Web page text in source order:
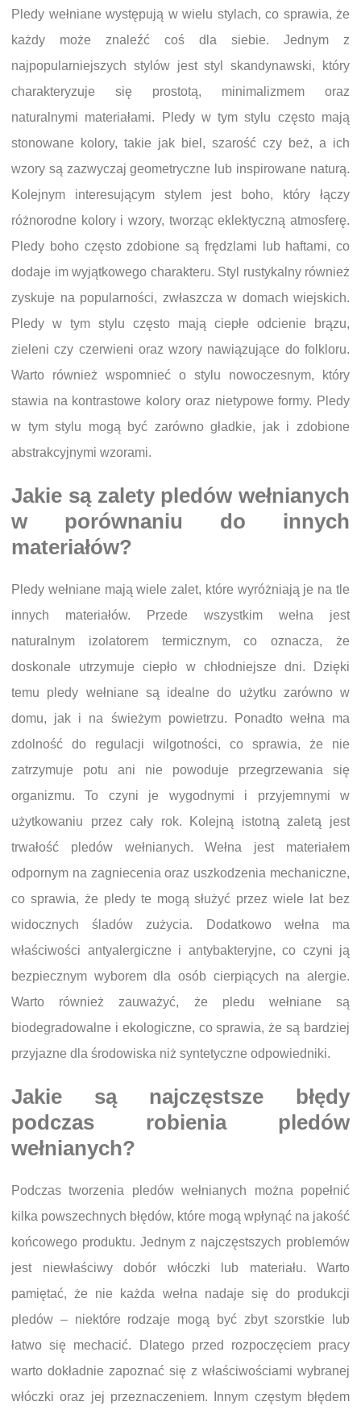
Pledy wełniane występują w wielu stylach, co sprawia, że
każdy może znaleźć coś dla siebie. Jednym z
najpopularniejszych stylów jest styl skandynawski, który
charakteryzuje się prostotą, minimalizmem oraz
naturalnymi materiałami. Pledy w tym stylu często mają
stonowane kolory, takie jak biel, szarość czy beż, a ich
wzory są zazwyczaj geometryczne lub inspirowane naturą.
Kolejnym interesującym stylem jest boho, który łączy
różnorodne kolory i wzory, tworząc eklektyczną atmosferę.
Pledy boho często zdobione są frędzlami lub haftami, co
dodaje im wyjątkowego charakteru. Styl rustykalny również
zyskuje na popularności, zwłaszcza w domach wiejskich.
Pledy w tym stylu często mają ciepłe odcienie brązu,
zieleni czy czerwieni oraz wzory nawiązujące do folkloru.
Warto również wspomnieć o stylu nowoczesnym, który
stawia na kontrastowe kolory oraz nietypowe formy. Pledy
w tym stylu mogą być zarówno gładkie, jak i zdobione
abstrakcyjnymi wzorami.
Jakie są zalety pledów wełnianych
w porównaniu do innych
materiałów?
Pledy wełniane mają wiele zalet, które wyróżniają je na tle
innych materiałów. Przede wszystkim wełna jest
naturalnym izolatorem termicznym, co oznacza, że
doskonale utrzymuje ciepło w chłodniejsze dni. Dzięki
temu pledy wełniane są idealne do użytku zarówno w
domu, jak i na świeżym powietrzu. Ponadto wełna ma
zdolność do regulacji wilgotności, co sprawia, że nie
zatrzymuje potu ani nie powoduje przegrzewania się
organizmu. To czyni je wygodnymi i przyjemnymi w
użytkowaniu przez cały rok. Kolejną istotną zaletą jest
trwałość pledów wełnianych. Wełna jest materiałem
odpornym na zagniecenia oraz uszkodzenia mechaniczne,
co sprawia, że pledy te mogą służyć przez wiele lat bez
widocznych śladów zużycia. Dodatkowo wełna ma
właściwości antyalergiczne i antybakteryjne, co czyni ją
bezpiecznym wyborem dla osób cierpiących na alergie.
Warto również zauważyć, że pledu wełniane są
biodegradowalne i ekologiczne, co sprawia, że są bardziej
przyjazne dla środowiska niż syntetyczne odpowiedniki.
Jakie są najczęstsze błędy
podczas robienia pledów
wełnianych?
Podczas tworzenia pledów wełnianych można popełnić
kilka powszechnych błędów, które mogą wpłynąć na jakość
końcowego produktu. Jednym z najczęstszych problemów
jest niewłaściwy dobór włóczki lub materiału. Warto
pamiętać, że nie każda wełna nadaje się do produkcji
pledów – niektóre rodzaje mogą być zbyt szorstkie lub
łatwo się mechacić. Dlatego przed rozpoczęciem pracy
warto dokładnie zapoznać się z właściwościami wybranej
włóczki oraz jej przeznaczeniem. Innym częstym błędem